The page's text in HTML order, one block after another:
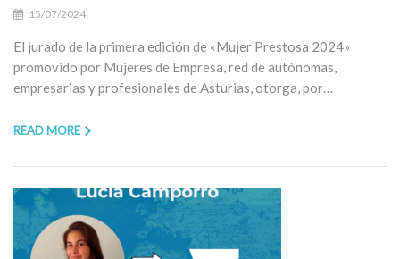
15/07/2024
El jurado de la primera edición de «Mujer Prestosa 2024»
promovido por Mujeres de Empresa, red de autónomas,
empresarias y profesionales de Asturias, otorga, por…
READ MORE